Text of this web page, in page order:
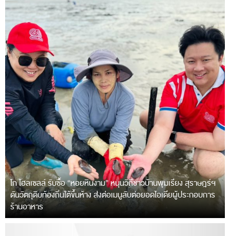
โก โฮลเซลล์ รับซื้อ “หอยหินงาม” หนุนวิถีชาวบ้านพุมเรียง สุราษฎร์ฯ
ดันวัตถุดิบท้องถิ่นใต้ขึ้นห้าง ส่งต่อเมนูลับต่อยอดไอเดียผู้ประกอบการ
ร้านอาหาร